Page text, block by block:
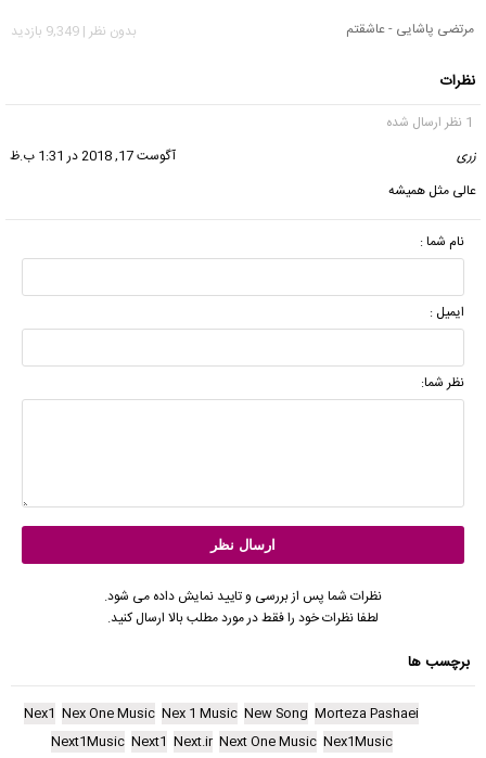
مرتضی پاشایی - عاشقتم بدون نظر | 9,349 بازدید
نظرات
1 نظر ارسال شده
زری
آگوست 17, 2018 در 1:31 ب.ظ
عالی مثل همیشه
نام شما :
ایمیل :
نظر شما:
نظرات شما پس از بررسی و تایید نمایش داده می شود.
لطفا نظرات خود را فقط در مورد مطلب بالا ارسال کنید.
برچسب ها
Morteza Pashaei
New Song
Nex 1 Music
Nex One Music
Nex1
Nex1Music
Next One Music
Next.ir
Next1
Next1Music